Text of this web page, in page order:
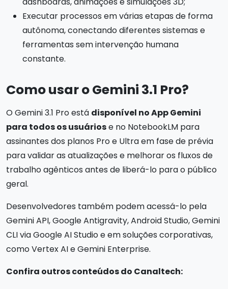
Executar processos em várias etapas de forma
autônoma, conectando diferentes sistemas e
ferramentas sem intervenção humana
constante.
Como usar o Gemini 3.1 Pro?
O Gemini 3.1 Pro está disponível no App Gemini
para todos os usuáriose no NotebookLM para
assinantes dos planos Pro e Ultra em fase de prévia
para validar as atualizações e melhorar os fluxos de
trabalho agênticos antes de liberá-lo para o público
geral.
Desenvolvedores também podem acessá-lo pela
Gemini API, Google Antigravity, Android Studio, Gemini
CLI via Google AI Studio e em soluções corporativas,
como Vertex AI e Gemini Enterprise.
Confira outros conteúdos do Canaltech: